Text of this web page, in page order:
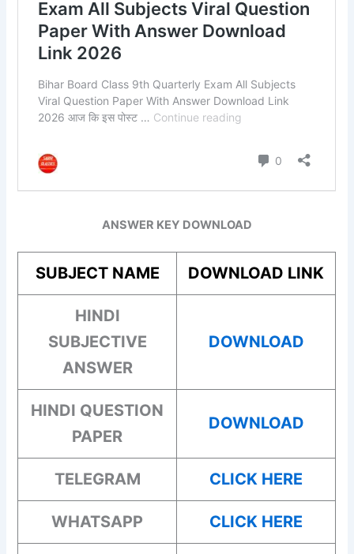
ANSWER KEY DOWNLOAD
SUBJECT NAME DOWNLOAD LINK
HINDI
SUBJECTIVE
ANSWER
DOWNLOAD
HINDI QUESTION
PAPER
DOWNLOAD
TELEGRAM CLICK HERE
WHATSAPP CLICK HERE